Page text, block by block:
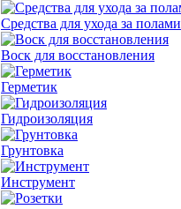
Средства для ухода за полами
Воск для восстановления
Герметик
Гидроизоляция
Грунтовка
Инструмент